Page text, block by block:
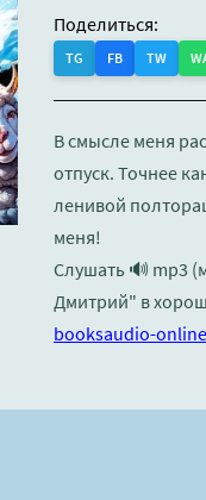
Поделиться:
TG FB TW
В смысле меня
отпуск. Точнее
ленивой
меня!
Слушать 🔊 mp3
Дмитрий" в
booksaudio-